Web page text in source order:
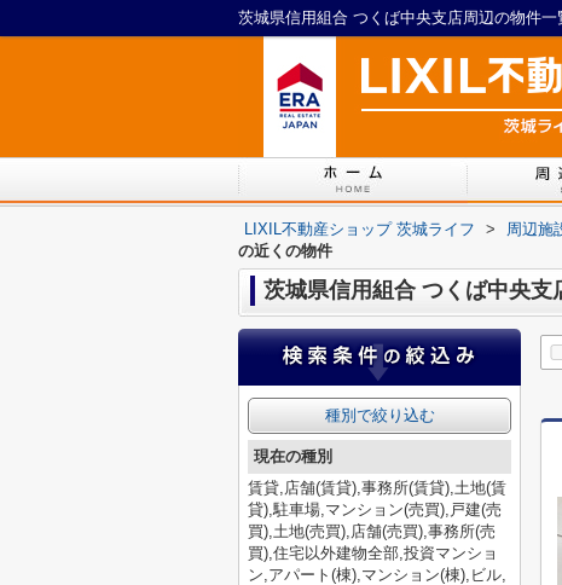
茨城県信用組合 つくば中央支店周辺の物件
LIXIL不動産ショップ 茨城ライフ > 周辺施
の近くの物件
茨城県信用組合 つくば中央支
種別で絞り込む
現在の種別
賃貸,店舗(賃貸),事務所(賃貸),土地(賃
貸),駐車場,マンション(売買),戸建(売
買),土地(売買),店舗(売買),事務所(売
買),住宅以外建物全部,投資マンショ
ン,アパート(棟),マンション(棟),ビル,